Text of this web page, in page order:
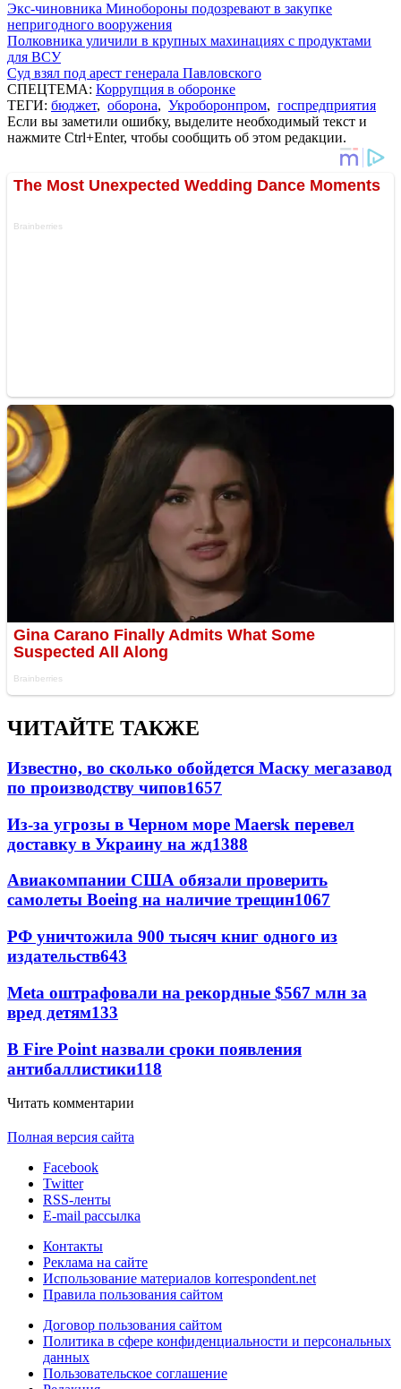
Экс-чиновника Минобороны подозревают в закупке
непригодного вооружения
Полковника уличили в крупных махинациях с продуктами
для ВСУ
Суд взял под арест генерала Павловского
СПЕЦТЕМА: Коррупция в оборонке
ТЕГИ: бюджет, оборона, Укроборонпром, госпредприятия
Если вы заметили ошибку, выделите необходимый текст и
нажмите Ctrl+Enter, чтобы сообщить об этом редакции.
ЧИТАЙТЕ ТАКЖЕ
Известно, во сколько обойдется Маску мегазавод
по производству чипов1657
Из-за угрозы в Черном море Maersk перевел
доставку в Украину на жд1388
Авиакомпании США обязали проверить
самолеты Boeing на наличие трещин1067
РФ уничтожила 900 тысяч книг одного из
издательств643
Meta оштрафовали на рекордные $567 млн за
вред детям133
В Fire Point назвали сроки появления
антибаллистики118
Читать комментарии
Полная версия сайта
Facebook
Twitter
RSS-ленты
E-mail рассылка
Контакты
Реклама на сайте
Использование материалов korrespondent.net
Правила пользования сайтом
Договор пользования сайтом
Политика в сфере конфиденциальности и персональных
данных
Пользовательское соглашение